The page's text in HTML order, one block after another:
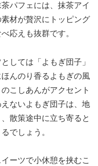
パフェには、抹茶アイ
材が贅沢にトッピング
応えも抜群です。
しては「よもぎ団子」
んのり香るよもぎの風
こしあんがアクセント
ないよもぎ団子は、地
散策途中に立ち寄ると
でしょう。
ーツで小休憩を挟むこ